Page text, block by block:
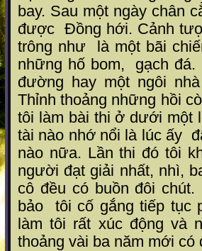
bay. Sau một ngày chân
được Đồng hới. Cảnh
trông như
là một bãi
những hố bom,
gạch đá.
đường hay một ngôi
Thỉnh thoảng những hồi
tôi làm bài thi ở dưới một
tài nào nhớ nổi là lúc ấy
nào nữa. Lần thi đó tôi
người đạt giải nhất, nhì,
cô đều có buồn đôi
bảo
tôi cố gắng tiếp tục
làm tôi rất xúc động và
thoảng vài ba năm mới có